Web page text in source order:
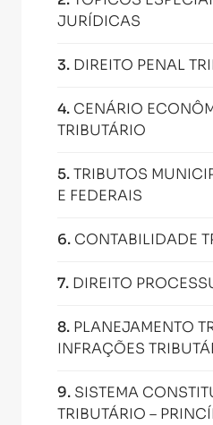
JURÍDICAS
3. DIREITO PENAL
4. CENÁRIO
TRIBUTÁRIO
5.TRIBUTOS
E FEDERAIS
6. CONTABILIDADE
7. DIREITO
8. PLANEJAMENTO
INFRAÇÕES
9. SISTEMA
TRIBUTÁRIO –